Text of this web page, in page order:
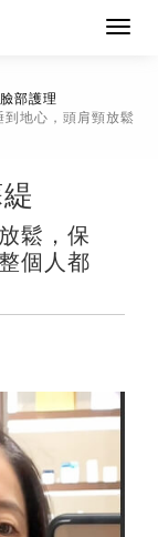
部護理
到地心，頭肩頸放鬆
鬆，保
個人都